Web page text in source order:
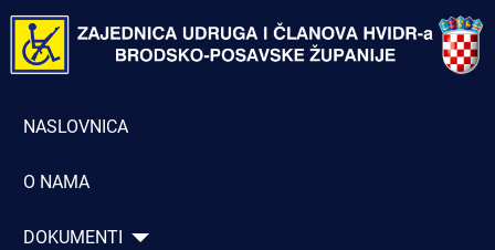
NASLOVNICA
O NAMA
DOKUMENTI